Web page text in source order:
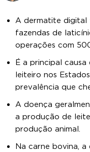
A dermatite digital
fazendas de
operações com
É a principal
leiteiro nos
prevalência que
A doença
a produção de
produção animal.
Na carne bovina,